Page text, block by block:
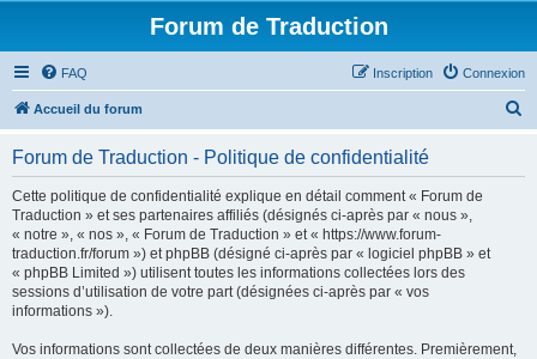
Forum de Traduction
FAQ Connexion
Inscription
Accueil du forum
Forum de Traduction - Politique de confidentialité
Cette politique de confidentialité explique en détail comment « Forum de
Traduction » et ses partenaires affiliés (désignés ci-après par « nous »,
« notre », « nos », « Forum de Traduction » et « https://www.forum-
traduction.fr/forum ») et phpBB (désigné ci-après par « logiciel phpBB » et
« phpBB Limited ») utilisent toutes les informations collectées lors des
sessions d’utilisation de votre part (désignées ci-après par « vos
informations »).
Vos informations sont collectées de deux manières différentes. Premièrement,